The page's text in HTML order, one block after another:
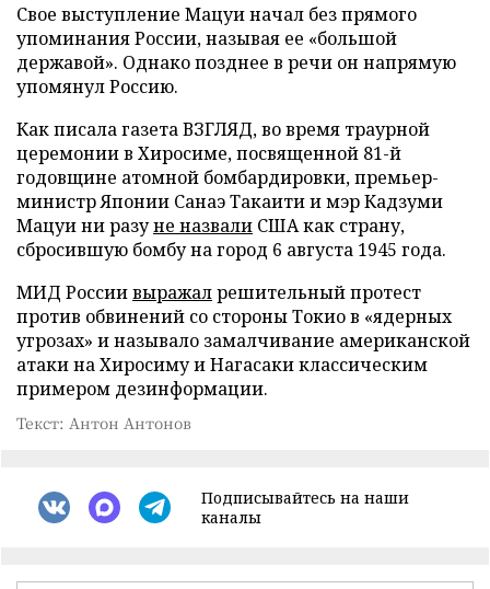
Свое выступление Мацуи начал без прямого
упоминания России, называя ее «большой
державой». Однако позднее в речи он напрямую
упомянул Россию.
Как писала газета ВЗГЛЯД, во время траурной
церемонии в Хиросиме, посвященной 81-й
годовщине атомной бомбардировки, премьер-
министр Японии Санаэ Такаити и мэр Кадзуми
Мацуи ни разуне назвали США как страну,
сбросившую бомбу на город 6 августа 1945 года.
МИД Россиивыражалрешительный протест
против обвинений со стороны Токио в «ядерных
угрозах» и называло замалчивание американской
атаки на Хиросиму и Нагасаки классическим
примером дезинформации.
Текст: Антон Антонов
Подписывайтесь на наши
каналы